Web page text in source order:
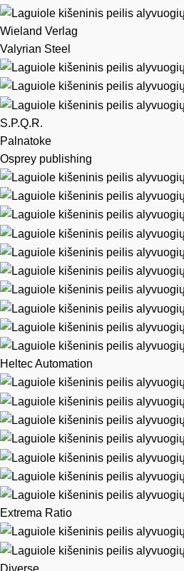
Wieland Verlag
Valyrian Steel
S.P.Q.R.
Palnatoke
Osprey publishing
Heltec Automation
Extrema Ratio
Diverse